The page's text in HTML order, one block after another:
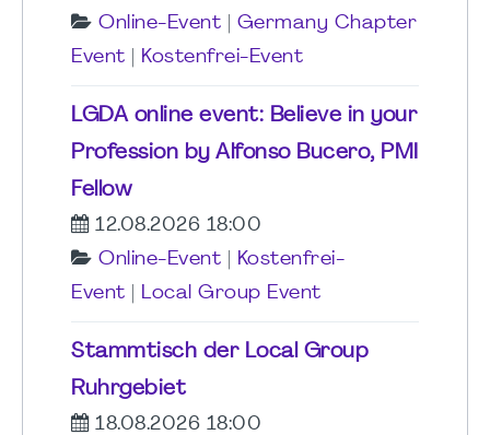
Online-Event
Germany Chapter
Event
Kostenfrei-Event
LGDA online event: Believe in your
Profession by Alfonso Bucero, PMI
Fellow
12.08.2026 18:00
Online-Event
Kostenfrei-
Event
Local Group Event
Stammtisch der Local Group
Ruhrgebiet
18.08.2026 18:00